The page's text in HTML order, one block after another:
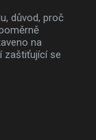
důvod, proč
na
zaštiťující se